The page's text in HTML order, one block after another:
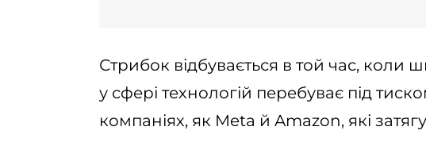
Стрибок відбувається в той час,
у сфері технологій перебуває під
компаніях, як Meta й Amazon, які